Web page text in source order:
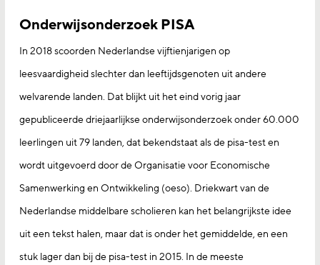
Onderwijsonderzoek PISA
In 2018 scoorden Nederlandse vijftienjarigen op
leesvaardigheid slechter dan leeftijdsgenoten uit andere
welvarende landen. Dat blijkt uit het eind vorig jaar
gepubliceerde driejaarlijkse onderwijsonderzoek onder 60.000
leerlingen uit 79 landen, dat bekendstaat als de pisa-test en
wordt uitgevoerd door de Organisatie voor Economische
Samenwerking en Ontwikkeling (oeso). Driekwart van de
Nederlandse middelbare scholieren kan het belangrijkste idee
uit een tekst halen, maar dat is onder het gemiddelde, en een
stuk lager dan bij de pisa-test in 2015. In de meeste